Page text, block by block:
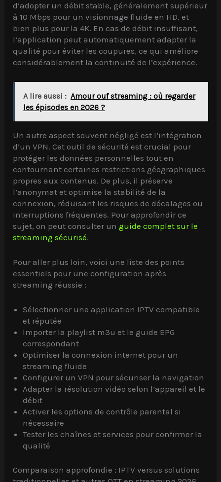
d’adopter un débit stable, généralement supérieur
à 10 Mbps pour un visionnage fluide en HD, et
bien plus pour la 4K. En cas de débit insuffisant,
l’application peut automatiquement adapter la
qualité pour éviter les coupures, ce qui améliore
considérablement la continuité de l’expérience.
A lire aussi : Amour ouf streaming : où regarder
les épisodes en 2026 ?
Un autre aspect souvent négligé est l’intégration
d’un VPN. Cet outil de sécurité est crucial pour
protéger les données personnelles tout en
contournant certaines restrictions géographiques
propres aux contenus. De plus, il préserve
l’anonymat et optimise la stabilité de la
connexion, réduisant les risques de décalages ou
interruptions fréquentes. Pour approfondir ce
sujet, on peut consulter unguide complet sur le
streaming sécurisé.
Pour aller plus loin, voici une liste des points
essentiels pour une configuration après
streaming réussie :
Sélectionner une application IPTV compatible
et réputée
Importer la playlist m3u et le guide EPG
correspondant
Optimiser la connexion internet pour un
streaming fluide
Configurer un VPN pour sécuriser la navigation
Adapter la résolution vidéo selon l’appareil et le
débit
Activer les options de contrôle parental si
nécessaire
Tester les chaînes et services pour confirmer la
qualité
Comparaison approfondie : IPTV versus solutions